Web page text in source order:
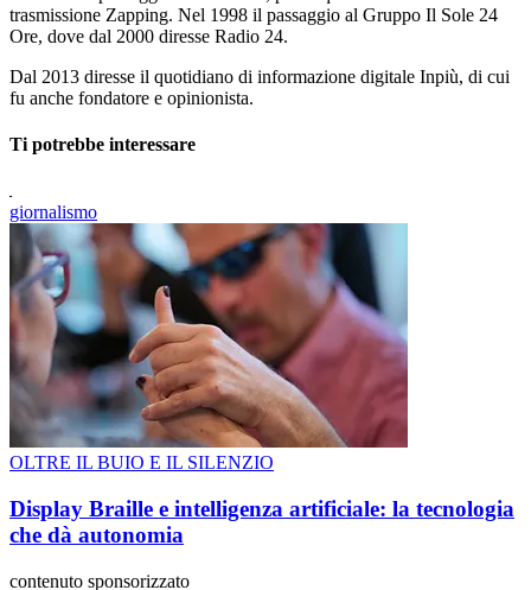
trasmissione Zapping. Nel 1998 il passaggio al Gruppo Il Sole 24
Ore, dove dal 2000 diresse Radio 24.
Dal 2013 diresse il quotidiano di informazione digitale Inpiù, di cui
fu anche fondatore e opinionista.
Ti potrebbe interessare
giornalismo
OLTRE IL BUIO E IL SILENZIO
Display Braille e intelligenza artificiale: la tecnologia
che dà autonomia
contenuto sponsorizzato